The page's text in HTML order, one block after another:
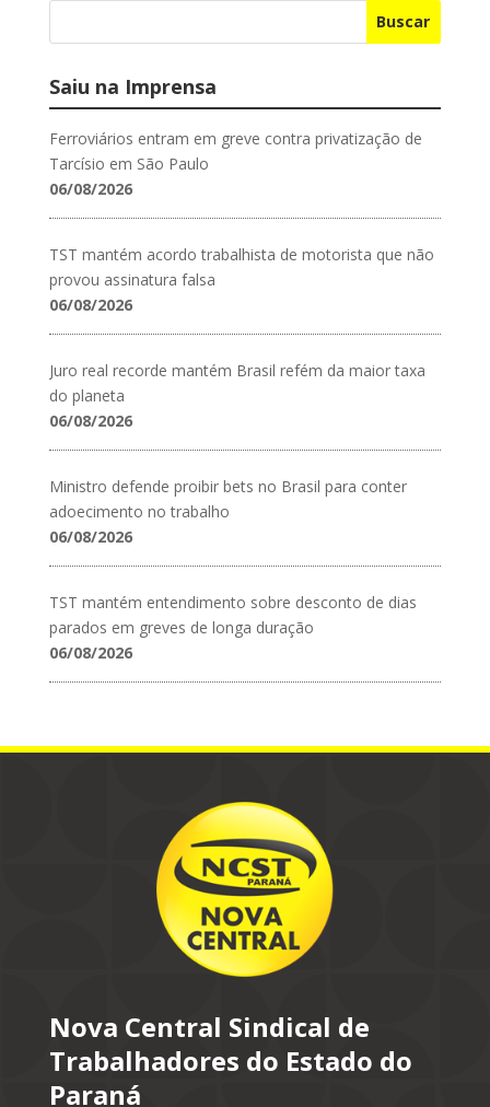
Buscar
Saiu na Imprensa
Ferroviários entram em greve contra privatização de
Tarcísio em São Paulo
06/08/2026
TST mantém acordo trabalhista de motorista que não
provou assinatura falsa
06/08/2026
Juro real recorde mantém Brasil refém da maior taxa
do planeta
06/08/2026
Ministro defende proibir bets no Brasil para conter
adoecimento no trabalho
06/08/2026
TST mantém entendimento sobre desconto de dias
parados em greves de longa duração
06/08/2026
Nova Central Sindical de
Trabalhadores do Estado do
Paraná